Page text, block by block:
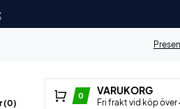
(0)
0 VARUKORG
Fri frakt vid köp över